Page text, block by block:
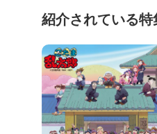
紹介されている特